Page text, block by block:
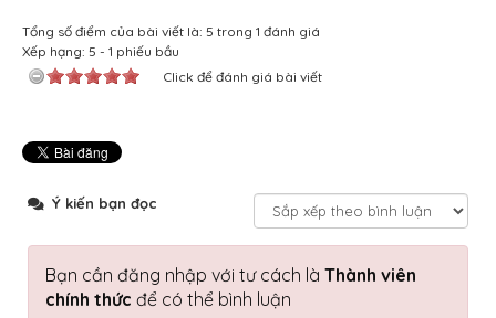
Tổng số điểm của bài viết là: 5 trong 1 đánh giá
Xếp hạng: 5 - 1 phiếu bầu
Click để đánh giá bài viết
Ý kiến bạn đọc
Bạn cần đăng nhập với tư cách là Thành viên
chính thức để có thể bình luận